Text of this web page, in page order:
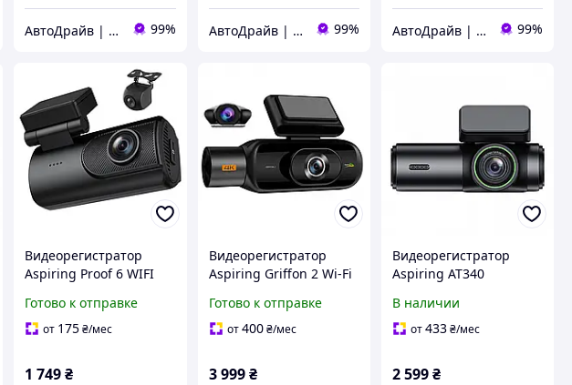
АвтоДрайв | Интернет-магазин звука и автоэлектроники 99% АвтоДрайв | Интернет-магазин звука и автоэлектроники 99% АвтоДрайв | Интернет-магазин звука и автоэлектроники 99%
Видеорегистратор
Aspiring Proof 6 WIFI
камерой
Готово к отправке
от 175₴/мес
1 749₴
Видеорегистратор
Aspiring Griffon 2 Wi-Fi
камерами
Готово к отправке
от400 ₴/мес
3 999 ₴
Видеорегистратор
Aspiring AT340
В наличии
от433₴/мес
2 599₴